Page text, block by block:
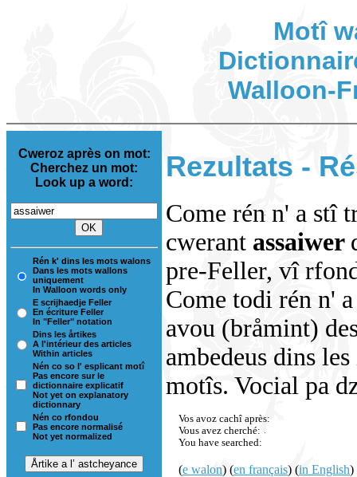
Motî
Walloon-
Cweroz après on mot:
Cherchez un mot:
Look up a word:
Rén k' dins les mots walons
Dans les mots wallons
uniquement
In Walloon words only
E scrijhaedje Feller
En écriture Feller
In "Feller" notation
Dins les årtikes
A l'intérieur des articles
Within articles
Nén co so l' esplicant motî
Pas encore sur le
dictionnaire explicatif
Not yet on explanatory
dictionnary
Nén co rfondou
Pas encore normalisé
Not yet normalized
Rezultats -
Come rén n' a stî
cwerant assaiwer
pre-Feller, vî
Come todi rén n'
avou (bråmint)
ambedeus dins
motîs. Vocial pa
Vos avoz cachî après:
Vous avez cherché:
You have searched:
(e walon) (en français) (in English)